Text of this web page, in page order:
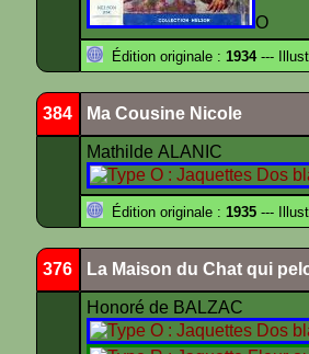
O
Édition originale : 1934---
384 Ma Cousine Nicole
Mathilde ALANIC
Édition originale : 1935 ---
376 La Maison du Chat qui
Honoré de BALZAC